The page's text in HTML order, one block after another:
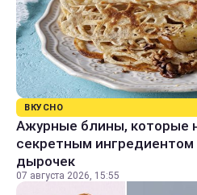
ВКУСНО
Ажурные блины, которые
секретным
дырочек
07 августа 2026, 15:55